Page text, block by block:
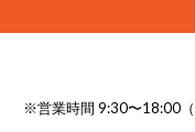
※営業時間 9:30〜18:00